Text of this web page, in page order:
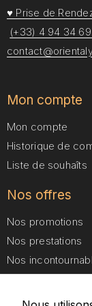
♥ Prise de
(+33) 4 94 34
Mon compte
Mon compte
Historique de
Liste de souhaîts
Nos offres
Nos promotions
Nos prestations
Nos